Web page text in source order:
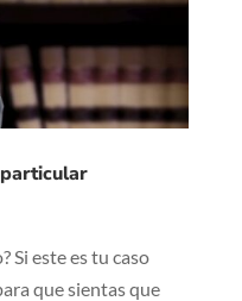
Si este es tu caso
que sientas que